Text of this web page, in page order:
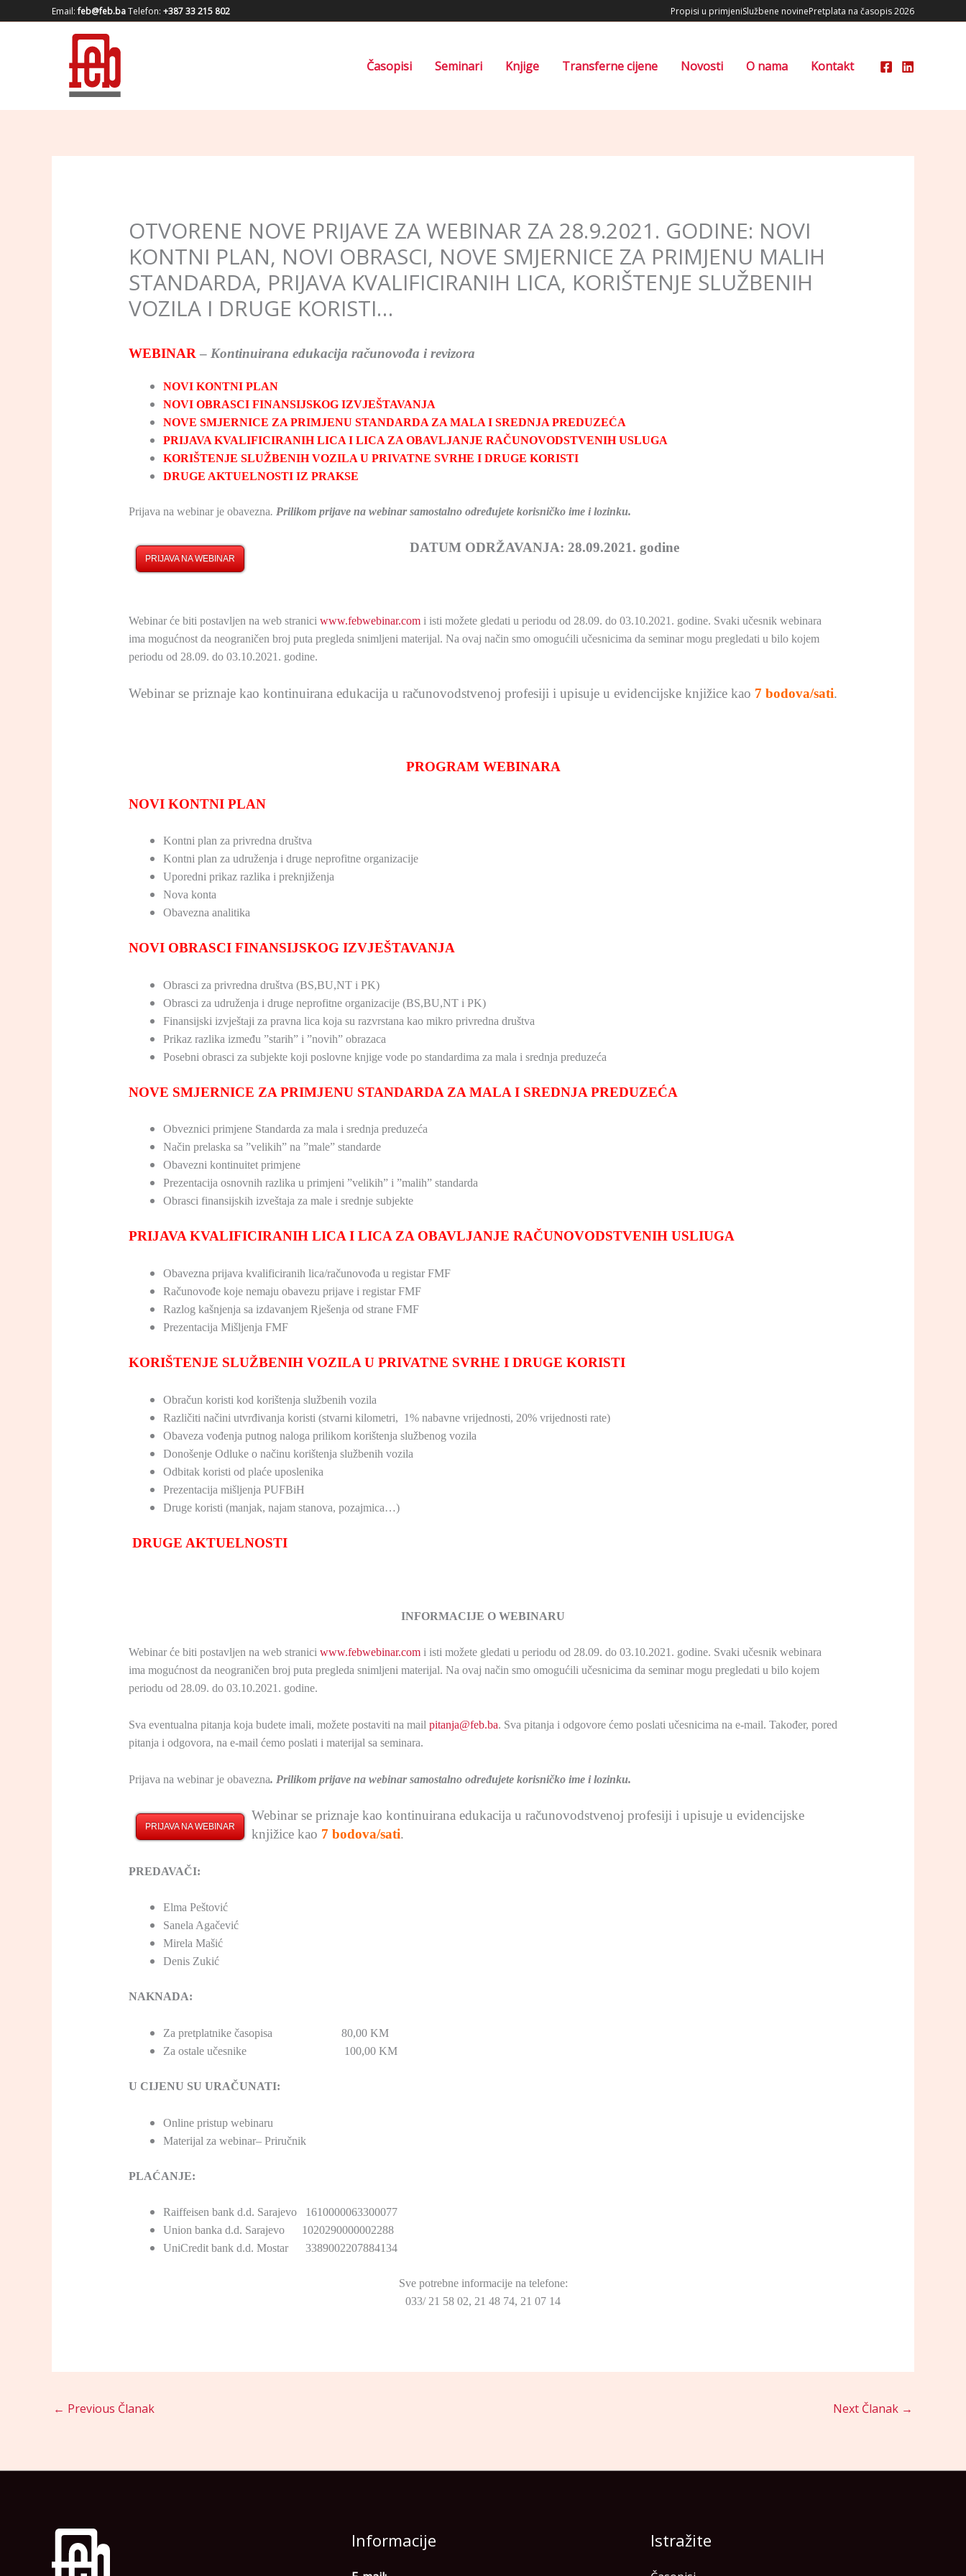
to
Email:feb@feb.baTelefon: +387 33 215 802 Propisi u primjeniSlužbene novinePretplata na časopis 2026
Časopisi Seminari Knjige Transferne cijene Novosti O nama Kontakt
OTVORENE NOVE PRIJAVE ZA WEBINAR ZA 28.9.2021. GODINE: NOVI
KONTNI PLAN, NOVI OBRASCI, NOVE SMJERNICE ZA PRIMJENU MALIH
STANDARDA, PRIJAVA KVALIFICIRANIH LICA, KORIŠTENJE SLUŽBENIH
VOZILA I DRUGE KORISTI…
WEBINAR – Kontinuirana edukacija računovođa i revizora
NOVI KONTNI PLAN
NOVI OBRASCI FINANSIJSKOG IZVJEŠTAVANJA
NOVE SMJERNICE ZA PRIMJENU STANDARDA ZA MALA I SREDNJA PREDUZEĆA
PRIJAVA KVALIFICIRANIH LICA I LICA ZA OBAVLJANJE RAČUNOVODSTVENIH USLUGA
KORIŠTENJE SLUŽBENIH VOZILA U PRIVATNE SVRHE I DRUGE KORISTI
DRUGE AKTUELNOSTI IZ PRAKSE
Prijava na webinar je obavezna. Prilikom prijave na webinar samostalno određujete korisničko ime i lozinku.
PRIJAVA NA WEBINAR
DATUM ODRŽAVANJA: 28.09.2021. godine
Webinar će biti postavljen na web stranici www.febwebinar.comi isti možete gledati u periodu od 28.09. do 03.10.2021. godine. Svaki učesnik webinara
ima mogućnost da neograničen broj puta pregleda snimljeni materijal. Na ovaj način smo omogućili učesnicima da seminar mogu pregledati u bilo kojem
periodu od 28.09. do 03.10.2021. godine.
Webinar se priznaje kao kontinuirana edukacija u računovodstvenoj profesiji i upisuje u evidencijske knjižice kao 7 bodova/sati.
PROGRAM WEBINARA
NOVI KONTNI PLAN
Kontni plan za privredna društva
Kontni plan za udruženja i druge neprofitne organizacije
Uporedni prikaz razlika i preknjiženja
Nova konta
Obavezna analitika
NOVI OBRASCI FINANSIJSKOG IZVJEŠTAVANJA
Obrasci za privredna društva (BS,BU,NT i PK)
Obrasci za udruženja i druge neprofitne organizacije (BS,BU,NT i PK)
Finansijski izvještaji za pravna lica koja su razvrstana kao mikro privredna društva
Prikaz razlika između ”starih” i ”novih” obrazaca
Posebni obrasci za subjekte koji poslovne knjige vode po standardima za mala i srednja preduzeća
NOVE SMJERNICE ZA PRIMJENU STANDARDA ZA MALA I SREDNJA PREDUZEĆA
Obveznici primjene Standarda za mala i srednja preduzeća
Način prelaska sa ”velikih” na ”male” standarde
Obavezni kontinuitet primjene
Prezentacija osnovnih razlika u primjeni ”velikih” i ”malih” standarda
Obrasci finansijskih izveštaja za male i srednje subjekte
PRIJAVA KVALIFICIRANIH LICA I LICA ZA OBAVLJANJE RAČUNOVODSTVENIH USLIUGA
Obavezna prijava kvalificiranih lica/računovođa u registar FMF
Računovođe koje nemaju obavezu prijave i registar FMF
Razlog kašnjenja sa izdavanjem Rješenja od strane FMF
Prezentacija Mišljenja FMF
KORIŠTENJE SLUŽBENIH VOZILA U PRIVATNE SVRHE I DRUGE KORISTI
Obračun koristi kod korištenja službenih vozila
Različiti načini utvrđivanja koristi (stvarni kilometri, 1% nabavne vrijednosti, 20% vrijednosti rate)
Obaveza vođenja putnog naloga prilikom korištenja službenog vozila
Donošenje Odluke o načinu korištenja službenih vozila
Odbitak koristi od plaće uposlenika
Prezentacija mišljenja PUFBiH
Druge koristi (manjak, najam stanova, pozajmica…)
DRUGE AKTUELNOSTI
INFORMACIJE O WEBINARU
Webinar će biti postavljen na web stranici www.febwebinar.comi isti možete gledati u periodu od 28.09. do 03.10.2021. godine. Svaki učesnik webinara
ima mogućnost da neograničen broj puta pregleda snimljeni materijal. Na ovaj način smo omogućili učesnicima da seminar mogu pregledati u bilo kojem
periodu od 28.09. do 03.10.2021. godine.
Sva eventualna pitanja koja budete imali, možete postaviti na mail pitanja@feb.ba. Sva pitanja i odgovore ćemo poslati učesnicima na e-mail. Također, pored
pitanja i odgovora, na e-mail ćemo poslati i materijal sa seminara.
Prijava na webinar je obavezna. Prilikom prijave na webinar samostalno određujete korisničko ime i lozinku.
PRIJAVA NA WEBINAR
Webinar se priznaje kao kontinuirana edukacija u računovodstvenoj profesiji i upisuje u evidencijske
knjižice kao 7 bodova/sati.
PREDAVAČI:
Elma Peštović
Sanela Agačević
Mirela Mašić
Denis Zukić
NAKNADA:
Za pretplatnike časopisa 80,00 KM
Za ostale učesnike 100,00 KM
U CIJENU SU URAČUNATI:
Online pristup webinaru
Materijal za webinar– Priručnik
PLAĆANJE:
Raiffeisen bank d.d. Sarajevo 1610000063300077
Union banka d.d. Sarajevo 1020290000002288
UniCredit bank d.d. Mostar 3389002207884134
Sve potrebne informacije na telefone:
033/ 21 58 02, 21 48 74, 21 07 14
← Previous Članak Next Članak →
Informacije Istražite